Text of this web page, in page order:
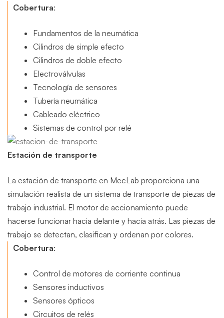
Cobertura:
Fundamentos de la neumática
Cilindros de simple efecto
Cilindros de doble efecto
Electroválvulas
Tecnología de sensores
Tubería neumática
Cableado eléctrico
Sistemas de control por relé
Estación de transporte
La estación de transporte en MecLab proporciona una
simulación realista de un sistema de transporte de piezas de
trabajo industrial. El motor de accionamiento puede
hacerse funcionar hacia delante y hacia atrás. Las piezas de
trabajo se detectan, clasifican y ordenan por colores.
Cobertura:
Control de motores de corriente continua
Sensores inductivos
Sensores ópticos
Circuitos de relés